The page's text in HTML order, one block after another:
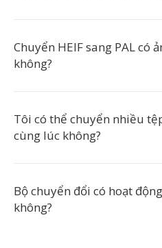
Chuyển HEIF sang PAL có
không?
Tôi có thể chuyển nhiều
cùng lúc không?
Bộ chuyển đổi có hoạt
không?